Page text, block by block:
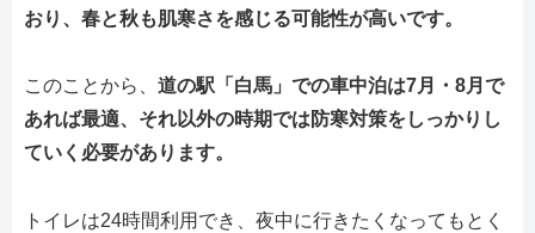
おり、春と秋も肌寒さを感じる可能性が高いです。
このことから、 道の駅「白馬」での車中泊は7月・8月で
あれば最適、それ以外の時期では防寒対策をしっかりし
ていく必要があります。
トイレは24時間利用でき、夜中に行きたくなってもとく